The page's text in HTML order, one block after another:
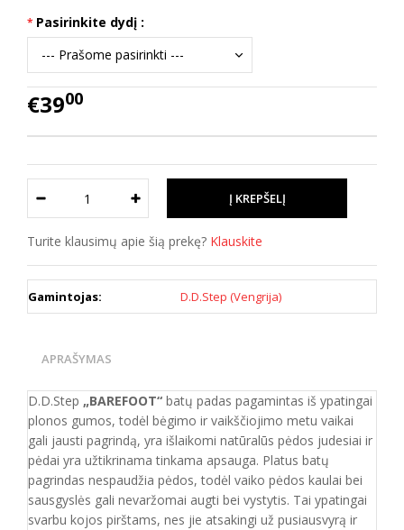
Pasirinkite dydį :
€3900
Turite klausimų apie šią prekę? Klauskite
Gamintojas: D.D.Step (Vengrija)
APRAŠYMAS
D.D.Step „BAREFOOT“ batų padas pagamintas iš ypatingai
plonos gumos, todėl bėgimo ir vaikščiojimo metu vaikai
gali jausti pagrindą, yra išlaikomi natūralūs pėdos judesiai ir
pėdai yra užtikrinama tinkama apsauga. Platus batų
pagrindas nespaudžia pėdos, todėl vaiko pėdos kaulai bei
sausgyslės gali nevaržomai augti bei vystytis. Tai ypatingai
svarbu kojos pirštams, nes jie atsakingi už pusiausvyrą ir